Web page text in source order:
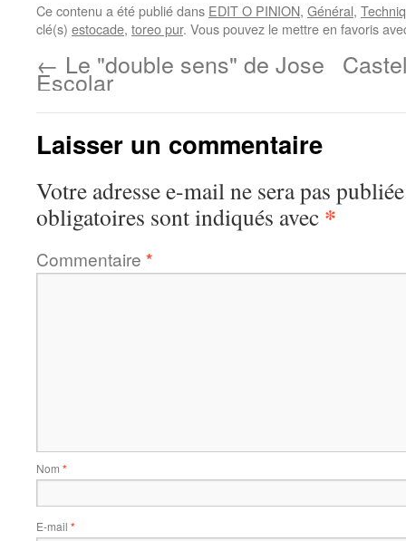
Ce contenu a été publié dans EDIT O PINION, Général,
clé(s) estocade, toreo pur. Vous pouvez le mettre en favoris
← Le "double sens" de Jose
Escolar
Laisser un commentaire
Votre adresse e-mail ne sera pas
obligatoires sont indiqués avec *
Commentaire *
Nom *
E-mail *